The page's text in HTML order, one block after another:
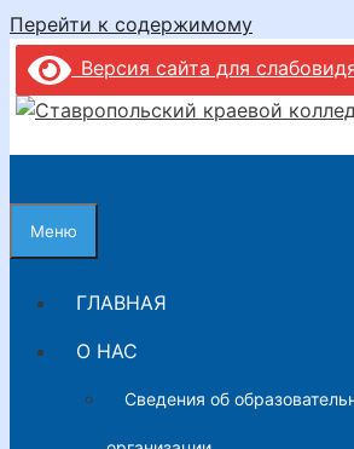
Перейти к содержимому
Версия сайта для
Меню
ГЛАВНАЯ
О НАС
Сведения об